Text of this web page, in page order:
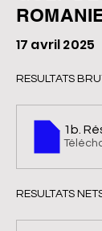
17 avril 2025
RESULTATS
1b.
RESULTATS